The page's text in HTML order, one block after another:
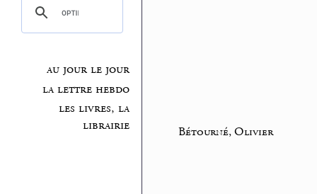
au jour le jour
la lettre hebdo
les livres, la
librairie
Bétourné, Olivier